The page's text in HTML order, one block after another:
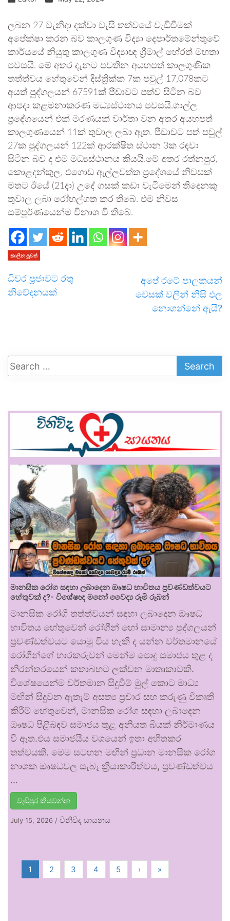
ලබන 27 වැනිදා දක්වා වැසි තත්වයේ වැඩිවීමක්
අපේක්ෂා කරන බව කාලගුණ විද්‍යා දෙපාර්තමේන්තුවේ
කාර්යයේ නියුතු කාලගුණ විද්‍යාඥ ශ්‍රීමාල් හේරත් මහතා
පවසයි. මේ අතර දැනට පවතින අයහපත් කාලගුණික
තත්ත්වය හේතුවෙන් දිස්ත්‍රික්ක 7ක පවුල් 17,078කට
අයත් පුද්ගලයන් 67591ක් පීඩාවට පත්ව සිටින බව
ආපදා කළමනාකරණ මධ්‍යස්ථානය පවසයි.ගාල්ල
ප්‍රදේශයෙන් එක් මරණයක් වාර්තා වන අතර අයහපත්
කාලගුණයෙන් 11ක් තුවාල ලබා ඇත. පීඩාවට පත් පවුල්
27ක පුද්ගලයන් 122ක් ආරක්ෂිත ස්ථාන 3ක රඳවා
සිටින බව ද එම මධ්‍යස්ථානය කියයි.මේ අතර රත්නපුර,
කොළදන්කුල, එගොඩ ඇල්ලවත්ත ප්‍රදේශයේ නිවසක්
මතට ඊයේ (21දා) උදේ ගසක් කඩා වැටීමෙන් තිදෙනකු
තුවාල ලබා රෝහල්ගත කර තිබේ. එම නිවස
සම්පූර්ණයෙන්ම විනාශ වී තිබේ.
කාලීන පුවත්
ධීවර ප්‍රජාවට රතු
නිවේදනයක්
අපේ රටේ පාලකයන්
වෙසක් වලින් නිසි ඵල
නොගන්නේ ඇයි?
මානසික රෝග සඳහා ලබාදෙන ඖෂධ භාවිතය ප්‍රචණ්ඩත්වයට
හේතුවක් ද?- විශේෂඥ මනෝ වෛද්‍ය රූමි රූබන්
මානසික රෝගී තත්ත්වයන් සඳහා ලබාදෙන ඖෂධ
භාවිතය හේතුවෙන් රෝගීන් හෝ සාමාන්‍ය පුද්ගලයන්
ප්‍රචණ්ඩත්වයට යොමු විය හැකි ද යන්න වර්තමානයේ
රෝගීන්ගේ භාරකරුවන් මෙන්ම පොදු සමාජය තුළ ද
නිරන්තරයෙන් කතාබහට ලක්වන මාතෘකාවකි.
විශේෂයෙන්ම වර්තමාන සිදුවීම් මුල් කොට මාධ්‍ය
මඟින් සිදුවන ඇතැම් අසත්‍ය ප්‍රචාර සහ කරුණු විකෘති
කිරීම් හේතුවෙන්, මානසික රෝග සඳහා ලබාදෙන
ඖෂධ පිළිබඳව සමාජය තුළ අනියත බියක් නිර්මාණය
වී ඇත.එය සමාජයීය වශයෙන් ඉතා අහිතකර
තත්වයකි. මෙම සටහන මඟින් ප්‍රධාන මානසික රෝග
නාශක ඖෂධවල සැබෑ ක්‍රියාකාරීත්වය, ප්‍රචණ්ඩත්වය
…
වැඩිපුර කියවන්න
July 15, 2026 / විනිවිද සායනය
1 2 3 4 5 › »